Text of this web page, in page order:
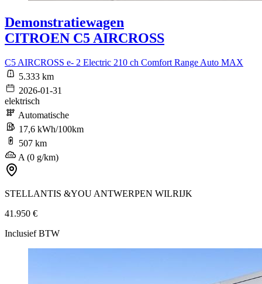
Demonstratiewagen
CITROEN C5 AIRCROSS
C5 AIRCROSS e- 2 Electric 210 ch Comfort Range Auto MAX
5.333 km
2026-01-31
elektrisch
Automatische
17,6 kWh/100km
507 km
A (0 g/km)
STELLANTIS &YOU ANTWERPEN WILRIJK
41.950 €
Inclusief BTW